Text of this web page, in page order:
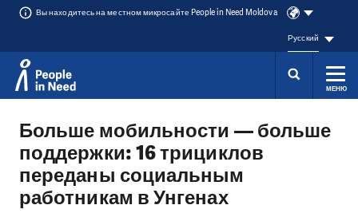
Вы находитесь на местном микросайте People in Need Moldova
Русский
МЕНЮ
Больше мобильности — больше
поддержки: 16 трициклов
переданы социальным
работникам в Унгенах